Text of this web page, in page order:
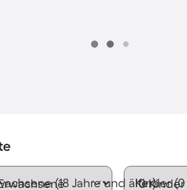
(18 Jahre und älter)Kinder (0